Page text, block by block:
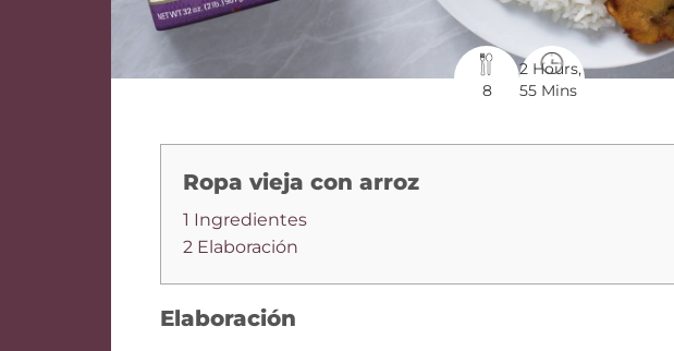
8
2 Hours,
55 Mins
Ropa vieja con arroz
1 Ingredientes
2 Elaboración
Elaboración